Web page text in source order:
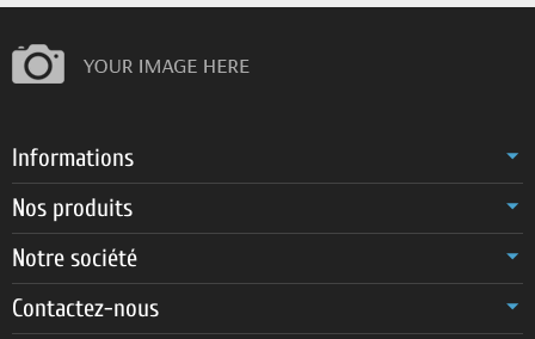
Informations
Nos produits
Notre société
Contactez-nous